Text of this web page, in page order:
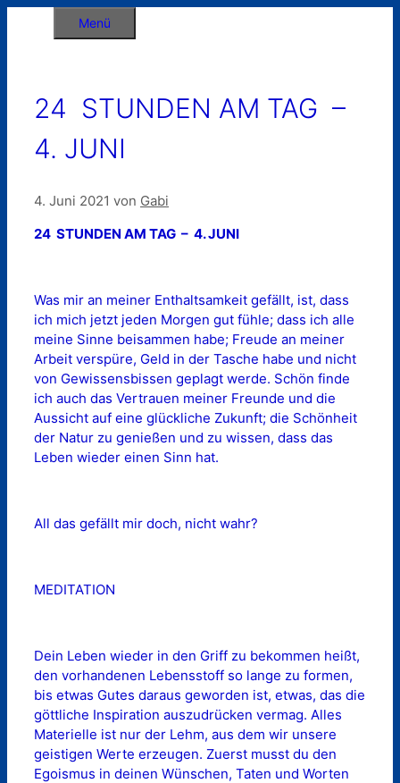
Menü
24 STUNDEN AM TAG –
4. JUNI
4. Juni 2021 von Gabi
24 STUNDEN AM TAG – 4. JUNI
Was mir an meiner Enthaltsamkeit gefällt, ist, dass
ich mich jetzt jeden Morgen gut fühle; dass ich alle
meine Sinne beisammen habe; Freude an meiner
Arbeit verspüre, Geld in der Tasche habe und nicht
von Gewissensbissen geplagt werde. Schön finde
ich auch das Vertrauen meiner Freunde und die
Aussicht auf eine glückliche Zukunft; die Schönheit
der Natur zu genießen und zu wissen, dass das
Leben wieder einen Sinn hat.
All das gefällt mir doch, nicht wahr?
MEDITATION
Dein Leben wieder in den Griff zu bekommen heißt,
den vorhandenen Lebensstoff so lange zu formen,
bis etwas Gutes daraus geworden ist, etwas, das die
göttliche Inspiration auszudrücken vermag. Alles
Materielle ist nur der Lehm, aus dem wir unsere
geistigen Werte erzeugen. Zuerst musst du den
Egoismus in deinen Wünschen, Taten und Worten